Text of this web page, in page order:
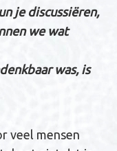
je discussiëren,
we wat
was, is
veel mensen